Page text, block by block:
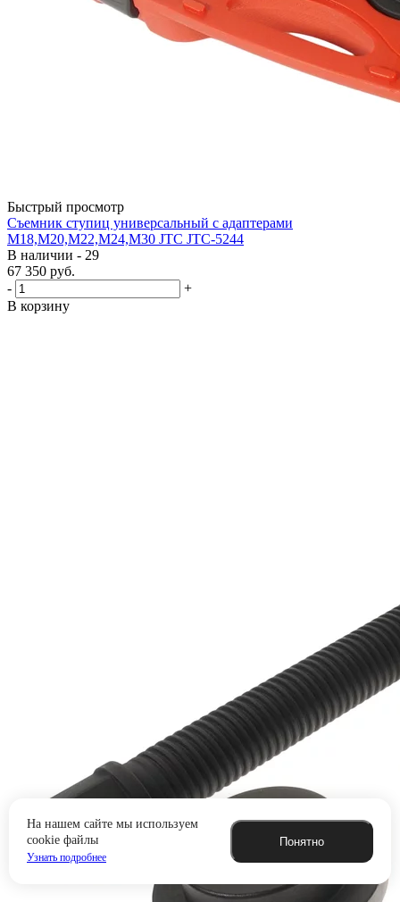
На нашем сайте мы используем
cookie файлы
Узнать подробнее
Понятно
Быстрый просмотр
Съемник ступиц универсальный с адаптерами
М18,М20,М22,М24,М30 JTC JTC-5244
В наличии - 29
67 350 руб.
-
+
В корзину